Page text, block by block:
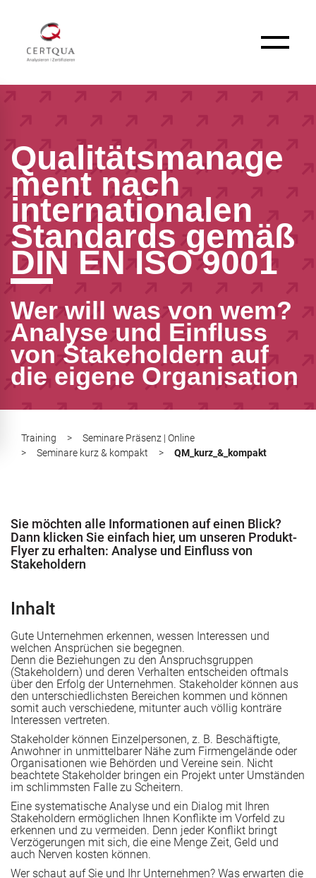
Rechtsgebiete
(DIN EN ISO 9001) vor?
Trägerneuzulassung („Rezertifizierung“) vor?
beiden Ansätze zusammen?
gestalten
AZAV Stellenausschreibung
Qualitätsmanage
ment nach
internationalen
Standards gemäß
DIN EN ISO 9001
Wer will was von wem?
Analyse und Einfluss
von Stakeholdern auf
die eigene Organisation
Training >
Seminare Präsenz | Online
>
Seminare kurz & kompakt > QM_kurz_&_kompakt
Sie möchten alle Informationen auf einen Blick?
Dann klicken Sie einfach hier, um unseren Produkt-
Flyer zu erhalten: Analyse und Einfluss von
Stakeholdern
Inhalt
Gute Unternehmen erkennen, wessen Interessen und
welchen Ansprüchen sie begegnen.
Denn die Beziehungen zu den Anspruchsgruppen
(Stakeholdern) und deren Verhalten entscheiden oftmals
über den Erfolg der Unternehmen. Stakeholder können aus
den unterschiedlichsten Bereichen kommen und können
somit auch verschiedene, mitunter auch völlig konträre
Interessen vertreten.
Stakeholder können Einzelpersonen, z. B. Beschäftigte,
Anwohner in unmittelbarer Nähe zum Firmengelände oder
Organisationen wie Behörden und Vereine sein. Nicht
beachtete Stakeholder bringen ein Projekt unter Umständen
im schlimmsten Falle zu Scheitern.
Eine systematische Analyse und ein Dialog mit Ihren
Stakeholdern ermöglichen Ihnen Konflikte im Vorfeld zu
erkennen und zu vermeiden. Denn jeder Konflikt bringt
Verzögerungen mit sich, die eine Menge Zeit, Geld und
auch Nerven kosten können.
Wer schaut auf Sie und Ihr Unternehmen? Was erwarten die